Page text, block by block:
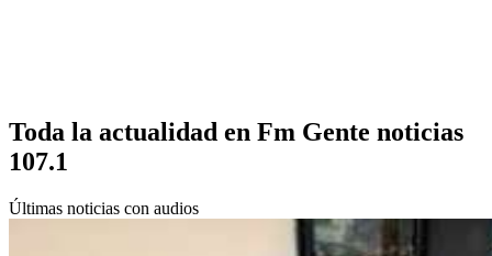
Toda la actualidad en Fm Gente noticias
107.1
Últimas noticias con audios